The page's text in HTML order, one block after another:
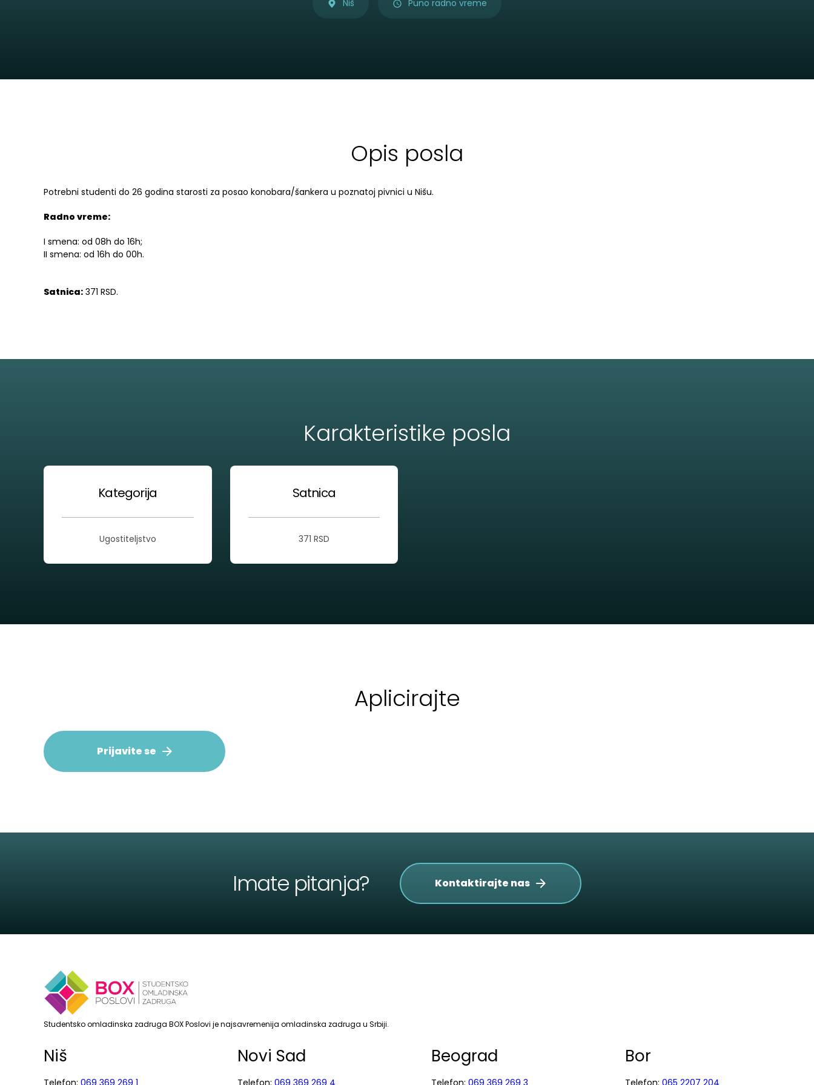
Niš Puno radno vreme
Opis posla
Potrebni studenti do 26 godina starosti za posao konobara/šankera u poznatoj pivnici u Nišu.
Radno vreme:
I smena: od 08h do 16h;
II smena: od 16h do 00h.
Satnica: 371 RSD.
Karakteristike posla
Kategorija
Ugostiteljstvo
Satnica
371 RSD
Aplicirajte
Prijavite se
Imate pitanja? Kontaktirajte nas
Studentsko omladinska zadruga BOX Poslovi je najsavremenija omladinska zadruga u Srbiji.
Niš
Telefon: 069 369 269 1
Novi Sad
Telefon: 069 369 269 4
Beograd
Telefon: 069 369 269 3
Bor
Telefon: 065 2207 204